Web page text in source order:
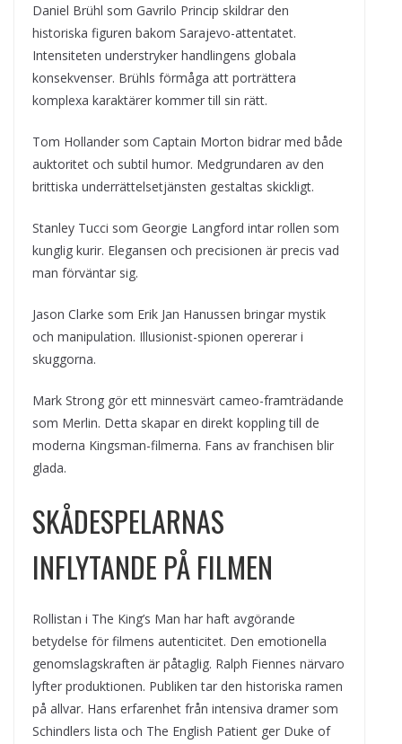
Daniel Brühl som Gavrilo Princip skildrar den
historiska figuren bakom Sarajevo-attentatet.
Intensiteten understryker handlingens globala
konsekvenser. Brühls förmåga att porträttera
komplexa karaktärer kommer till sin rätt.
Tom Hollander som Captain Morton bidrar med både
auktoritet och subtil humor. Medgrundaren av den
brittiska underrättelsetjänsten gestaltas skickligt.
Stanley Tucci som Georgie Langford intar rollen som
kunglig kurir. Elegansen och precisionen är precis vad
man förväntar sig.
Jason Clarke som Erik Jan Hanussen bringar mystik
och manipulation. Illusionist-spionen opererar i
skuggorna.
Mark Strong gör ett minnesvärt cameo-framträdande
som Merlin. Detta skapar en direkt koppling till de
moderna Kingsman-filmerna. Fans av franchisen blir
glada.
SKÅDESPELARNAS
INFLYTANDE PÅ FILMEN
Rollistan i The King’s Man har haft avgörande
betydelse för filmens autenticitet. Den emotionella
genomslagskraften är påtaglig. Ralph Fiennes närvaro
lyfter produktionen. Publiken tar den historiska ramen
på allvar. Hans erfarenhet från intensiva dramer som
Schindlers lista och The English Patient ger Duke of